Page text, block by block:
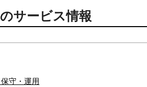
サービス情報
守・運用